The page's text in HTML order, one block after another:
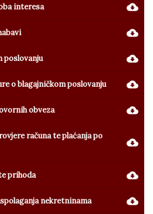
interesa
poslovanju
o blagajničkom poslovanju
obveza
računa te plaćanja po
prihoda
nekretninama